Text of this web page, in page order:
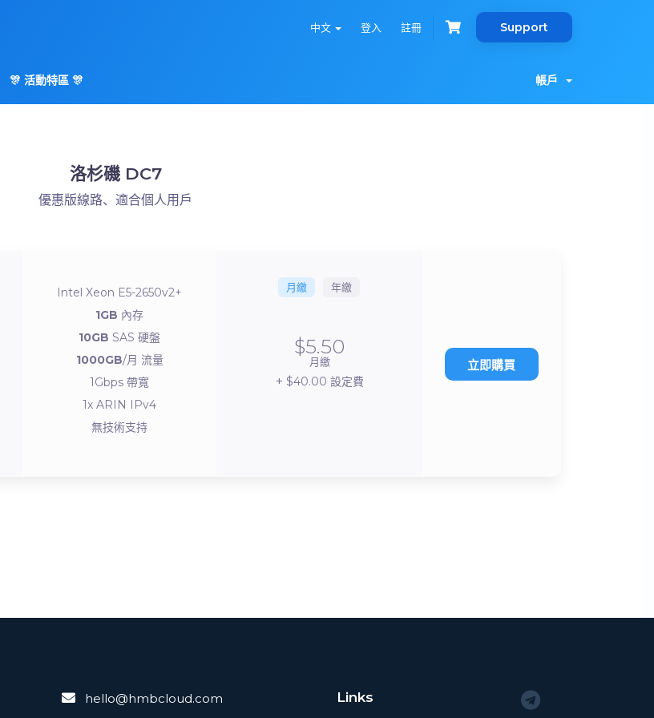
中文 登入 註冊 Support
🎊 活動特區 🎊 帳戶
洛杉磯 DC7
優惠版線路、適合個人用戶
Intel Xeon E5-2650v2+
1GB 內存
10GB SAS 硬盤
1000GB/月 流量
1Gbps 帶寬
1x ARIN IPv4
無技術支持
月繳 年繳
$5.50
月繳
$40.00 設定費
立即購買
hello@hmbcloud.com Links